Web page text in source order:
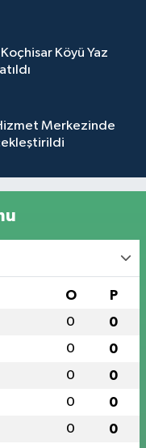
Köyü Yaz
Merkezinde
O P
0 0
0 0
0 0
0 0
0 0